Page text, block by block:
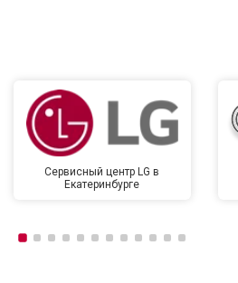
Сервисный центр LG в
Екатеринбурге